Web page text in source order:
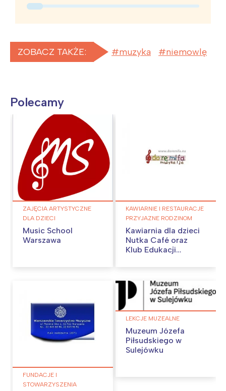
ZOBACZ TAKŻE: muzyka niemowlę
Polecamy
ZAJĘCIA ARTYSTYCZNE
DLA DZIECI
Music School
Warszawa
KAWIARNIE I RESTAURACJE
PRZYJAZNE RODZINOM
Kawiarnia dla dzieci
Nutka Café oraz
Klub Edukacji
FUNDACJE I
STOWARZYSZENIA
LEKCJE MUZEALNE
Muzeum Józefa
Piłsudskiego w
Sulejówku